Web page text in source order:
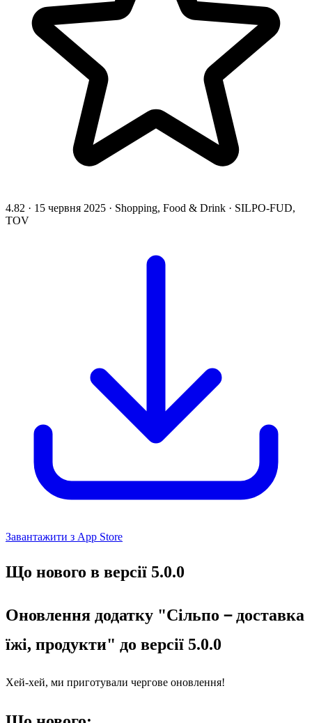
4.82 · 15 червня 2025 · Shopping, Food & Drink · SILPO-FUD,
TOV
Завантажити з App Store
Що нового в версії 5.0.0
Оновлення додатку "Сільпо－доставка
їжі, продукти" до версії 5.0.0
Хей-хей, ми приготували чергове оновлення!